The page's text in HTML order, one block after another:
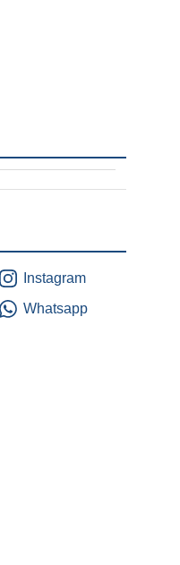
Instagram
Whatsapp